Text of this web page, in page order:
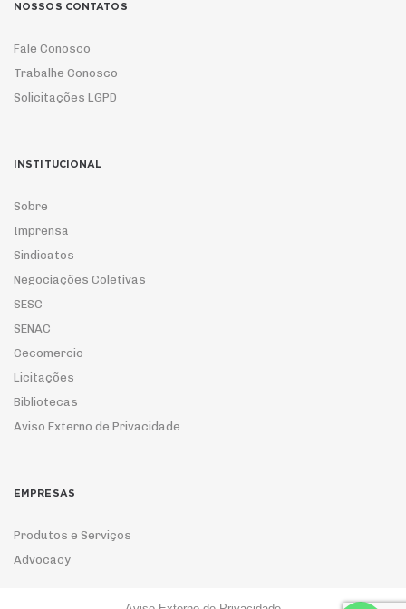
NOSSOS CONTATOS
Fale Conosco
Trabalhe Conosco
Solicitações LGPD
INSTITUCIONAL
Sobre
Imprensa
Sindicatos
Negociações Coletivas
SESC
SENAC
Cecomercio
Licitações
Bibliotecas
Aviso Externo de Privacidade
EMPRESAS
Produtos e Serviços
Advocacy